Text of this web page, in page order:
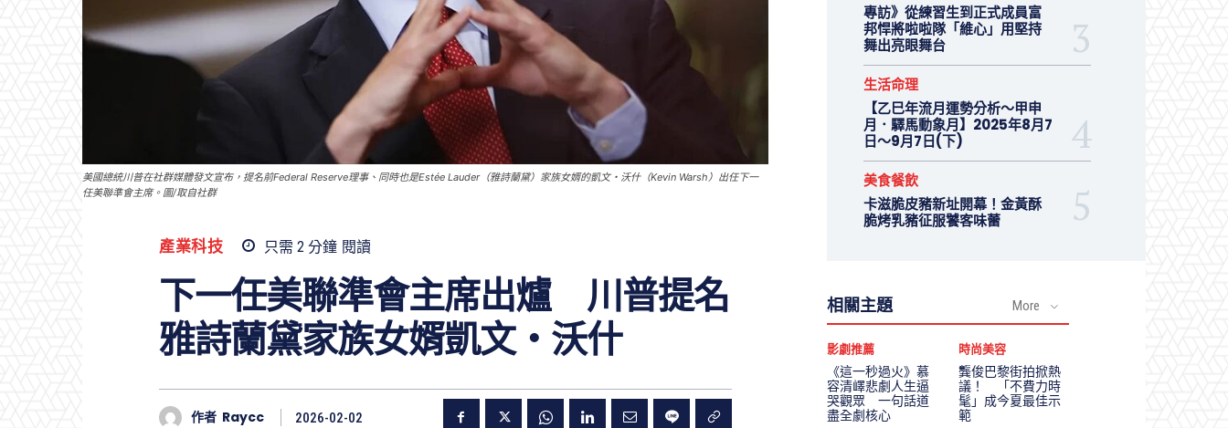
美國總統川普在社群媒體發文宣布，提名前Federal Reserve理事、同時也是Estée Lauder（雅詩蘭黛）家族女婿的凱文・沃什（Kevin Warsh）出任下一
任美聯準會主席。圖/取自社群
產業科技 只需 2 分鐘 閱讀
下一任美聯準會主席出爐 川普提名
雅詩蘭黛家族女婿凱文・沃什
作者 Raycc 2026-02-02
專訪》從練習生到正式成員富
邦悍將啦啦隊「維心」用堅持
舞出亮眼舞台
生活命理
【乙巳年流月運勢分析～甲申
月．驛馬動象月】2025年8月7
日～9月7日(下)
美食餐飲
卡滋脆皮豬新址開幕！金黃酥
脆烤乳豬征服饕客味蕾
相關主題 More
影劇推薦
《這一秒過火》慕
容清嶧悲劇人生逼
哭觀眾 一句話道
盡全劇核心
時尚美容
龔俊巴黎街拍掀熱
議！ 「不費力時
髦」成今夏最佳示
範